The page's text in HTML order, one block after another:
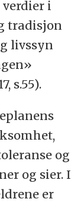
i
tradisjon
livssyn
s.55).
og
og sier. I
er